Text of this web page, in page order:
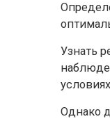
Узнать
Однако